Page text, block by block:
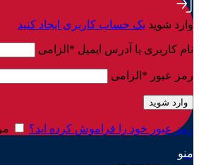
وارد شوید یک حساب کاربری ایجاد کنید
نام کاربری یا آدرس ایمیل * الزامی
رمز عبور * الزامی
وارد شوید
رمز عبور خود را فراموش کرده اید؟
منو